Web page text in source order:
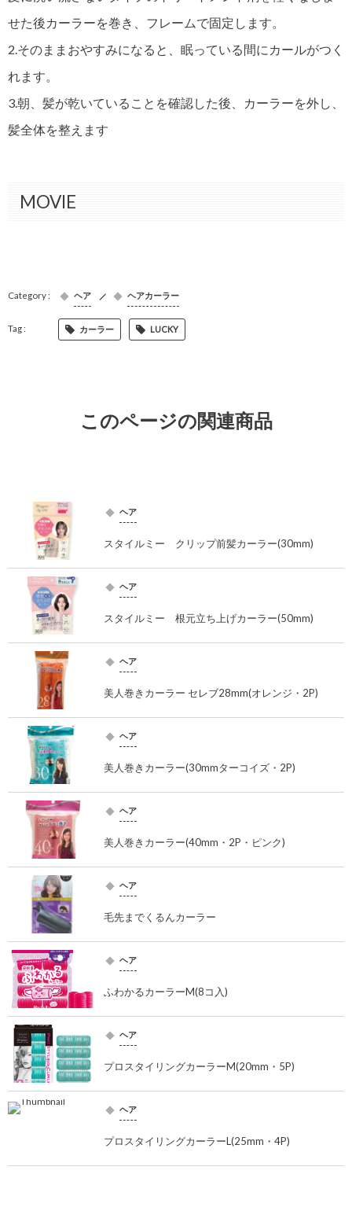
せた後カーラーを巻き、フレームで固定します。
2.そのままおやすみになると、眠っている間にカールがつく
れます。
3.朝、髪が乾いていることを確認した後、カーラーを外し、
髪全体を整えます
MOVIE
ヘア ヘアカーラー
カーラー LUCKY
このページの関連商品
ヘア
スタイルミー クリップ前髪カーラー(30mm)
ヘア
スタイルミー 根元立ち上げカーラー(50mm)
ヘア
美人巻きカーラー セレブ28mm(オレンジ・2P)
ヘア
美人巻きカーラー(30mmターコイズ・2P)
ヘア
美人巻きカーラー(40mm・2P・ピンク)
ヘア
毛先までくるんカーラー
ヘア
ふわかるカーラーM(8コ入)
ヘア
プロスタイリングカーラーM(20mm・5P)
ヘア
プロスタイリングカーラーL(25mm・4P)